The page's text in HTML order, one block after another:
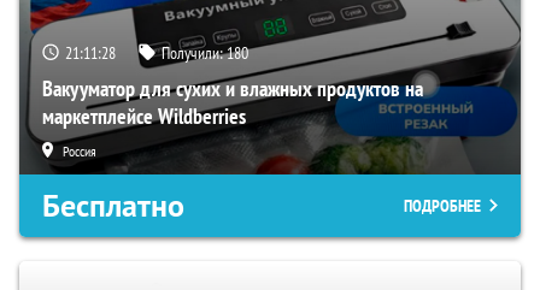
21:11:28 Получили:180
Вакууматор для сухих и влажных продуктов на
маркетплейсе Wildberries
Россия
Бесплатно ПОДРОБНЕЕ